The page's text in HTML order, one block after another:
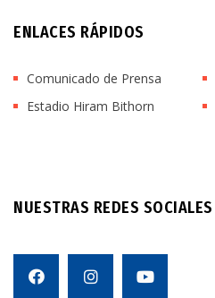
ENLACES RÁPIDOS
Comunicado de Prensa
Estadio Hiram Bithorn
NUESTRAS REDES SOCIALES